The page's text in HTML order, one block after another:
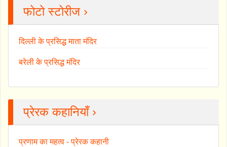
फोटो स्टोरीज ›
दिल्ली के प्रसिद्ध माता मंदिर
बरेली के प्रसिद्ध मंदिर
प्रेरक कहानियाँ ›
प्रणाम का महत्व - प्रेरक कहानी